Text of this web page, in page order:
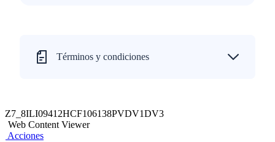
Términos y condiciones
Z7_8ILI09412HCF106138PVDV1DV3
Web Content Viewer
Acciones